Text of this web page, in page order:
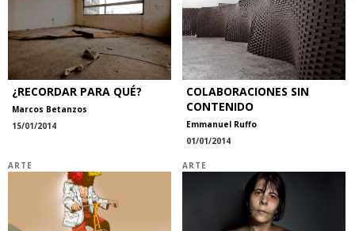
¿RECORDAR PARA QUÉ?
Marcos Betanzos
15/01/2014
COLABORACIONES SIN
CONTENIDO
Emmanuel Ruffo
01/01/2014
ARTE ARTE